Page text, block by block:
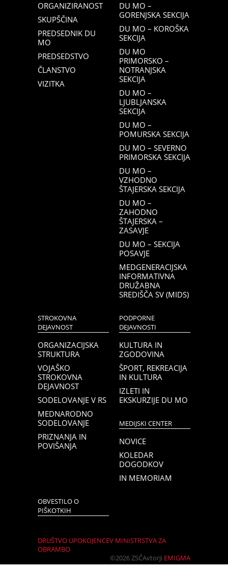
ORGANIZIRANOST
SKUPŠČINA
PREDSEDNIK DU
MO
PREDSEDSTVO
ČLANSTVO
VIZITKA
DU MO –
GORENJSKA SEKCIJA
DU MO – KOROŠKA
SEKCIJA
DU MO
PRIMORSKO –
NOTRANJSKA
SEKCIJA
DU MO –
LJUBLJANSKA
SEKCIJA
DU MO –
POMURSKA SEKCIJA
DU MO – SEVERNO
PRIMORSKA SEKCIJA
DU MO –
VZHODNO
ŠTAJERSKA SEKCIJA
DU MO –
ZAHODNO
ŠTAJERSKA –
ZASAVJE
DU MO – SEKCIJA
POSAVJE
MEDGENERACIJSKA
INFORMATIVNA
DRUŽABNA
SREDIŠČA SV (MIDS)
STROKOVNA
DEJAVNOST
ORGANIZACIJSKA
STRUKTURA
VOJAŠKO
STROKOVNA
DEJAVNOST
SODELOVANJE V RS
MEDNARODNO
SODELOVANJE
PRIZNANJA IN
POVIŠANJA
PODPORNE
DEJAVNOSTI
KULTURA IN
ZGODOVINA
ŠPORT, REKREACIJA
IN KULTURA
IZLETI IN
EKSKURZIJE DU MO
MEDIJSKI CENTER
NOVICE
KOLEDAR
DOGODKOV
IN MEMORIAM
OBVESTILO O
PIŠKOTKIH
DRUŠTVO UPOKOJENCEV MINISTRSTVA ZA
OBRAMBO
©2026 ZSČAvtorji EMIGMA